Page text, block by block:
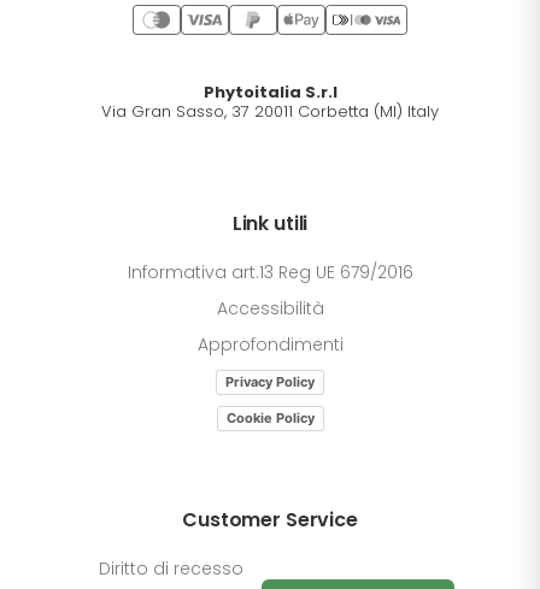
Phytoitalia S.r.l
Via Gran Sasso, 37 20011 Corbetta (MI) Italy
Link utili
Informativa art.13 Reg UE 679/2016
Accessibilità
Approfondimenti
Privacy Policy
Cookie Policy
Customer Service
Diritto di recesso